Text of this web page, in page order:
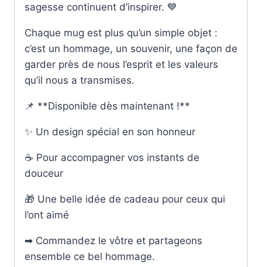
sagesse continuent d’inspirer. 💙
Chaque mug est plus qu’un simple objet :
c’est un hommage, un souvenir, une façon de
garder près de nous l’esprit et les valeurs
qu’il nous a transmises.
📌 **Disponible dès maintenant !**
✨ Un design spécial en son honneur
☕ Pour accompagner vos instants de
douceur
🎁 Une belle idée de cadeau pour ceux qui
l’ont aimé
➡ Commandez le vôtre et partageons
ensemble ce bel hommage.